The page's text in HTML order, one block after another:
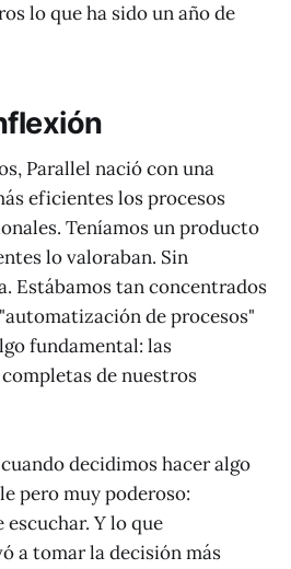
lo que ha sido un año de
Parallel nació con una
eficientes los procesos
Teníamos un producto
lo valoraban. Sin
Estábamos tan concentrados
de procesos"
fundamental: las
de nuestros
decidimos hacer algo
pero muy poderoso:
escuchar. Y lo que
a tomar la decisión más